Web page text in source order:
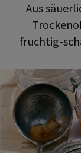
Aus
fruchtig-